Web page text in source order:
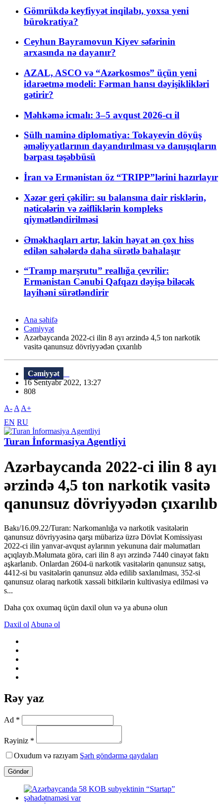
Gömrükdə keyfiyyət inqilabı, yoxsa yeni
bürokratiya?
Ceyhun Bayramovun Kiyev səfərinin
arxasında nə dayanır?
AZAL, ASCO və “Azərkosmos” üçün yeni
idarəetmə modeli: Fərman hansı dəyişiklikləri
gətirir?
Məhkəmə icmalı: 3–5 avqust 2026-cı il
Sülh naminə diplomatiya: Tokayevin döyüş
əməliyyatlarının dayandırılması və danışıqların
bərpası təşəbbüsü
İran və Ermənistan öz “TRIPP”lərini hazırlayır
Xəzər geri çəkilir: su balansına dair risklərin,
nəticələrin və zəifliklərin kompleks
qiymətləndirilməsi
Əməkhaqları artır, lakin həyat ən çox hiss
edilən sahələrdə daha sürətlə bahalaşır
“Tramp marşrutu” reallığa çevrilir:
Ermənistan Cənubi Qafqazı dəyişə biləcək
layihəni sürətləndirir
Ana səhifə
Cəmiyyət
Azərbaycanda 2022-ci ilin 8 ayı ərzində 4,5 ton narkotik
vasitə qanunsuz dövriyyədən çıxarılıb
Cəmiyyət
16 Sentyabr 2022, 13:27
808
A- A A+
EN RU
Turan İnformasiya Agentliyi
Azərbaycanda 2022-ci ilin 8 ayı
ərzində 4,5 ton narkotik vasitə
qanunsuz dövriyyədən çıxarılıb
Bakı/16.09.22/Turan: Narkomanlığa və narkotik vasitələrin
qanunsuz dövriyyəsinə qarşı mübarizə üzrə Dövlət Komissiyası
2022-ci ilin yanvar-avqust aylarının yekununa dair məlumatları
açıqlayıb.Məlumata görə, cari ilin 8 ayı ərzində 7440 cinayət faktı
aşkarlanıb. Onlardan 2604-ü narkotik vasitələrin qanunsuz satışı,
4412-si bu vasitələrin qanunsuz əldə edilib saxlanılması, 352-si
qanunsuz olaraq narkotik xassəli bitkilərin kultivasiya edilməsi və
s...
Daha çox oxumaq üçün daxil olun və ya abunə olun
Daxil ol Abunə ol
Rəy yaz
Ad *
Rəyiniz *
Oxudum və razıyam Şərh göndərmə qaydaları
Göndər